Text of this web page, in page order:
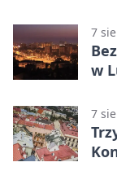
7
w
7